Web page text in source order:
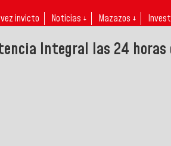
invicto Noticias ↓ Mazazos ↓
Integral las 24